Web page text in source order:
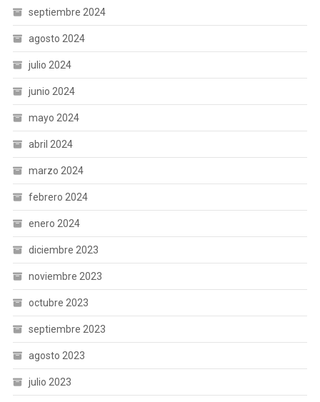
septiembre 2024
agosto 2024
julio 2024
junio 2024
mayo 2024
abril 2024
marzo 2024
febrero 2024
enero 2024
diciembre 2023
noviembre 2023
octubre 2023
septiembre 2023
agosto 2023
julio 2023